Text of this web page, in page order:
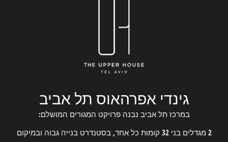
גינדי אפרהאוס תל אביב
במרכז תל אביב נבנה פרויקט המגורים המושלם:
2 מגדלים בני 32 קומות כל אחד, בסטנדרט בנייה גבוה ובמיקום